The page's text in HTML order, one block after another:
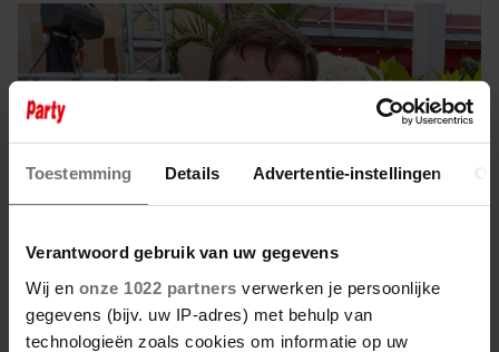
Toestemming Details Advertentie-instellingen
Verantwoord gebruik van uw gegevens
Wij en onze 1022 partners verwerken je persoonlijke
gegevens (bijv. uw IP-adres) met behulp van
technologieën zoals cookies om informatie op uw